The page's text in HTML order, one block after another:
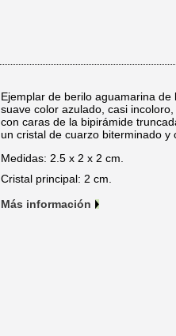
Ejemplar de berilo aguamarina
suave color azulado, casi
con caras de la bipirámide
un cristal de cuarzo biterminado y
Medidas: 2.5 x 2 x 2 cm.
Cristal principal: 2 cm.
Más información